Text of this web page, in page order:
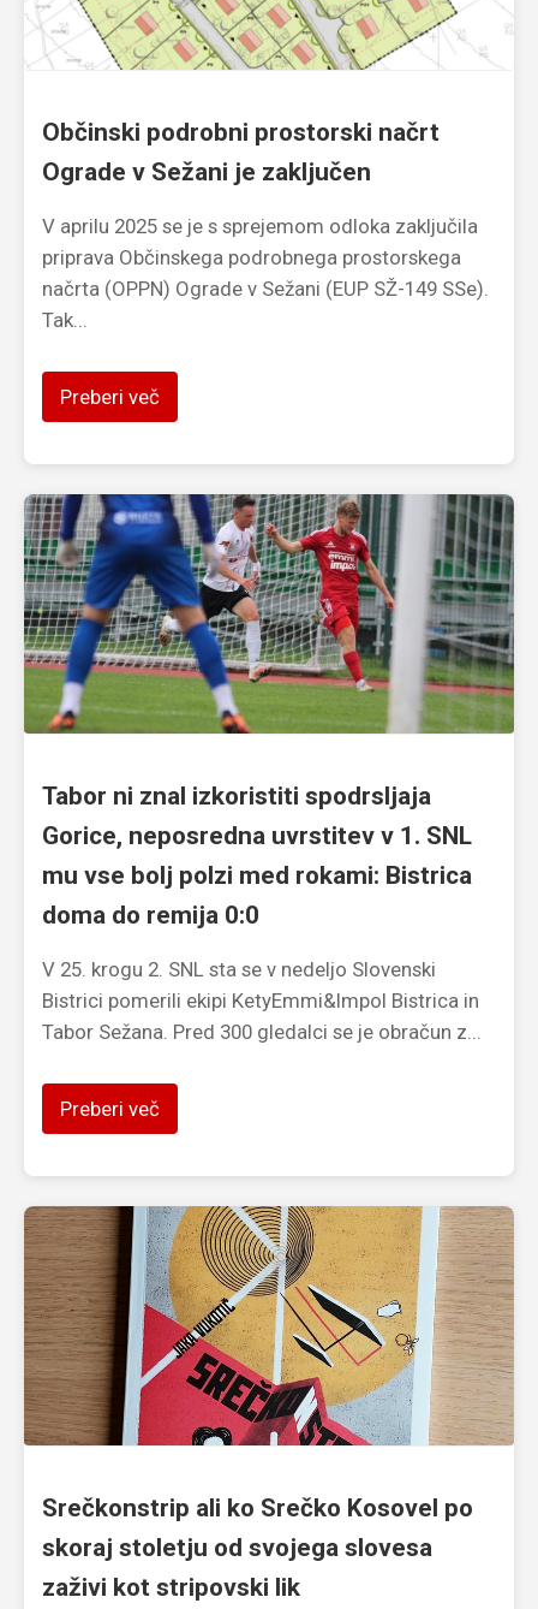
Občinski podrobni prostorski načrt
Ograde v Sežani je zaključen
V aprilu 2025 se je s sprejemom odloka zaključila
priprava Občinskega podrobnega prostorskega
načrta (OPPN) Ograde v Sežani (EUP SŽ-149 SSe).
Tak...
Preberi več
Tabor ni znal izkoristiti spodrsljaja
Gorice, neposredna uvrstitev v 1. SNL
mu vse bolj polzi med rokami: Bistrica
doma do remija 0:0
V 25. krogu 2. SNL sta se v nedeljo Slovenski
Bistrici pomerili ekipi KetyEmmi&Impol Bistrica in
Tabor Sežana. Pred 300 gledalci se je obračun z...
Preberi več
Srečkonstrip ali ko Srečko Kosovel po
skoraj stoletju od svojega slovesa
zaživi kot stripovski lik